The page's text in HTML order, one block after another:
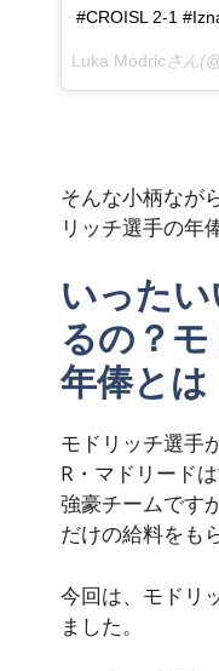
#CROISL 2-1
Luka Modricさん
そんな小柄なが
リッチ選手の年
いった
るの？
年俸とは
モドリッチ選手
R・マドリード
強豪チームです
だけの給料をも
今回は、モドリ
ました。